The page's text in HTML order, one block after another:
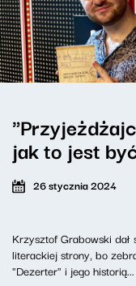
jak to jest
26 stycznia 2024
Krzysztof Grabowski dał
literackiej strony, bo
"Dezerter" i jego historią...